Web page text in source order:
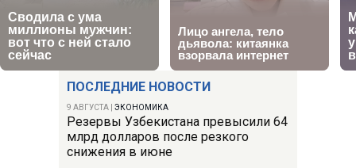
ПОСЛЕДНИЕ НОВОСТИ
9 АВГУСТА ЭКОНОМИКА
Резервы Узбекистана превысили 64
млрд долларов после резкого
снижения в июне